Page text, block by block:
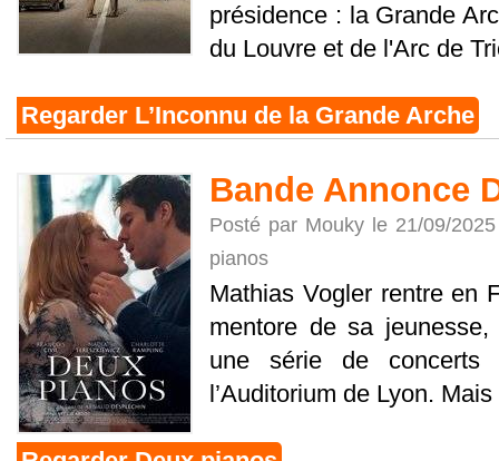
présidence : la Grande
du Louvre et de l'Arc de
Regarder L’Inconnu de la Grande Arche
Bande Annonce
Posté par Mouky le 21/09/
pianos
Mathias Vogler rentre en
mentore de sa
une série de
l’Auditorium de Lyon.